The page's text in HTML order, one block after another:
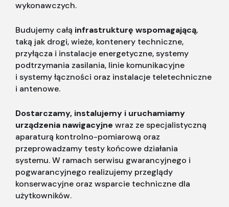
wykonawczych.
Budujemy całą infrastrukturę wspomagającą,
taką jak drogi, wieże, kontenery techniczne,
przyłącza i instalacje energetyczne, systemy
podtrzymania zasilania, linie komunikacyjne
i systemy łączności oraz instalacje teletechniczne
i antenowe.
Dostarczamy, instalujemy i uruchamiamy
urządzenia nawigacyjne wraz ze specjalistyczną
aparaturą kontrolno-pomiarową oraz
przeprowadzamy testy końcowe działania
systemu. W ramach serwisu gwarancyjnego i
pogwarancyjnego realizujemy przeglądy
konserwacyjne oraz wsparcie techniczne dla
użytkowników.